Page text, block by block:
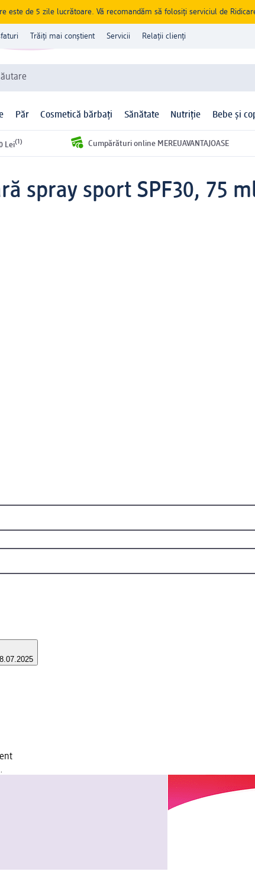
de 5 zile lucrătoare. Vă recomandăm să folosiți serviciul de
Trăiți mai conștient Servicii Relații clienți
Păr Cosmetică bărbați Sănătate Nutriție Bebe și
Lei(1) Cumpărături online MEREUAVANTAJOASE
spray sport SPF30, 75